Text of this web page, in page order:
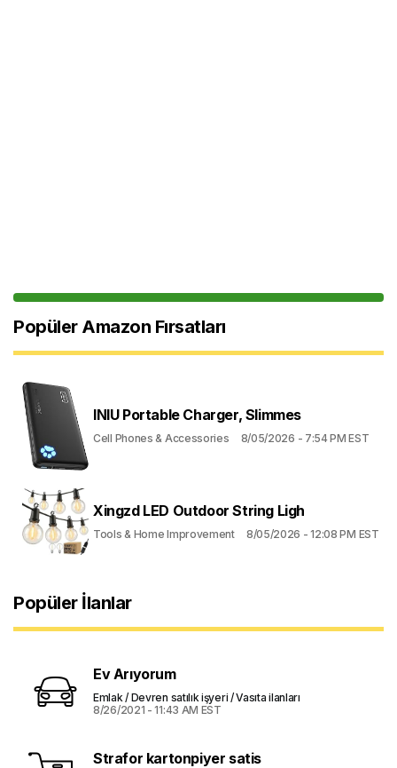
Popüler Amazon Fırsatları
INIU Portable Charger, Slimmes
Cell Phones & Accessories 8/05/2026 - 7:54 PM EST
Xingzd LED Outdoor String Ligh
Tools & Home Improvement 8/05/2026 - 12:08 PM EST
Popüler İlanlar
Ev Arıyorum
Emlak / Devren satılık işyeri / Vasıta ilanları
8/26/2021 - 11:43 AM EST
Strafor kartonpiyer satis